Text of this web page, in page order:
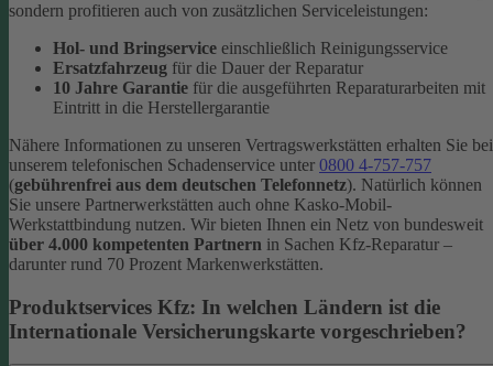
sondern profitieren auch von zusätzlichen Serviceleistungen:
Hol- und Bringservice einschließlich Reinigungsservice
Ersatzfahrzeug für die Dauer der Reparatur
10 Jahre Garantie für die ausgeführten Reparaturarbeiten mit
Eintritt in die Herstellergarantie
Nähere Informationen zu unseren Vertragswerkstätten erhalten Sie bei
unserem telefonischen Schadenservice unter 0800 4-757-757
(gebührenfrei aus dem deutschen Telefonnetz). Natürlich können
Sie unsere Partnerwerkstätten auch ohne Kasko-Mobil-
Werkstattbindung nutzen. Wir bieten Ihnen ein Netz von bundesweit
über 4.000 kompetenten Partnern in Sachen Kfz-Reparatur –
darunter rund 70 Prozent Markenwerkstätten.
Produktservices Kfz: In welchen Ländern ist die
Internationale Versicherungskarte vorgeschrieben?